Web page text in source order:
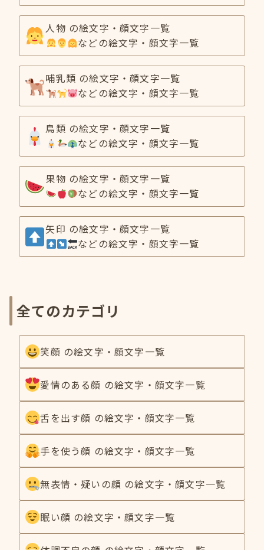
人物 の絵文字・顔文字一覧
などの絵文字・顔文字一覧
哺乳類 の絵文字・顔文字一覧
などの絵文字・顔文字一覧
鳥類 の絵文字・顔文字一覧
などの絵文字・顔文字一覧
果物 の絵文字・顔文字一覧
などの絵文字・顔文字一覧
矢印 の絵文字・顔文字一覧
などの絵文字・顔文字一覧
全てのカテゴリ
笑顔 の絵文字・顔文字一覧
愛情のある顔 の絵文字・顔文字一覧
舌を出す顔 の絵文字・顔文字一覧
手を使う顔 の絵文字・顔文字一覧
無表情・疑いの顔 の絵文字・顔文字一覧
眠い顔 の絵文字・顔文字一覧